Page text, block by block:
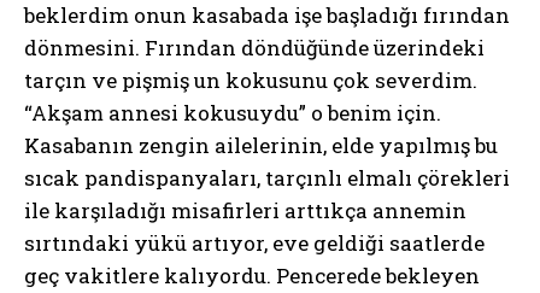
beklerdim onun kasabada işe başladığı fırından
dönmesini. Fırından döndüğünde üzerindeki
tarçın ve pişmiş un kokusunu çok severdim.
“Akşam annesi kokusuydu” o benim için.
Kasabanın zengin ailelerinin, elde yapılmış bu
sıcak pandispanyaları, tarçınlı elmalı çörekleri
ile karşıladığı misafirleri arttıkça annemin
sırtındaki yükü artıyor, eve geldiği saatlerde
geç vakitlere kalıyordu. Pencerede bekleyen